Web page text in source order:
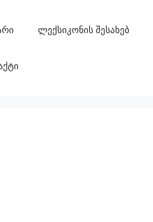
ლექსიკონის შესახებ